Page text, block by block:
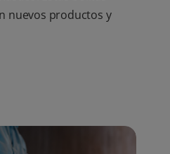
nuevos productos y